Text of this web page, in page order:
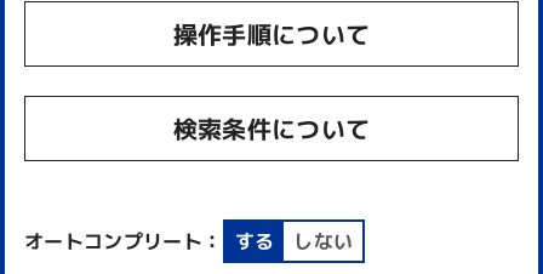
操作手順について
検索条件について
オートコンプリート： する しない